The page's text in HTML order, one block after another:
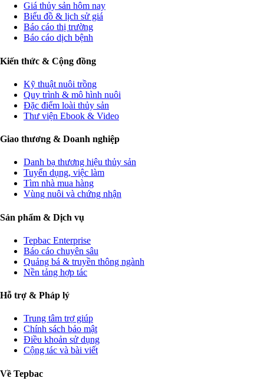
Giá thủy sản hôm nay
Biểu đồ & lịch sử giá
Báo cáo thị trường
Báo cáo dịch bệnh
Kiến thức & Cộng đồng
Kỹ thuật nuôi trồng
Quy trình & mô hình nuôi
Đặc điểm loài thủy sản
Thư viện Ebook & Video
Giao thương & Doanh nghiệp
Danh bạ thương hiệu thủy sản
Tuyển dụng, việc làm
Tìm nhà mua hàng
Vùng nuôi và chứng nhận
Sản phẩm & Dịch vụ
Tepbac Enterprise
Báo cáo chuyên sâu
Quảng bá & truyền thông ngành
Nền tảng hợp tác
Hỗ trợ & Pháp lý
Trung tâm trợ giúp
Chính sách bảo mật
Điều khoản sử dụng
Cộng tác và bài viết
Về Tepbac